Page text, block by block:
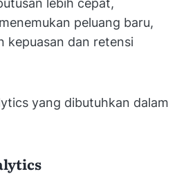
lebih cepat,
peluang baru,
kepuasan dan retensi
yang dibutuhkan dalam